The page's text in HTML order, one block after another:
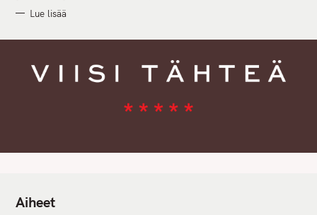
Lue lisää
Aiheet